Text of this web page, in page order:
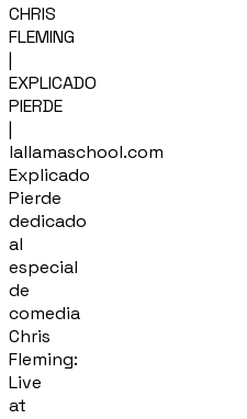
CHRIS
FLEMING
|
EXPLICADO
PIERDE
|
lallamaschool.com
Explicado
Pierde
dedicado
al
especial
de
comedia
Chris
Fleming:
Live
at